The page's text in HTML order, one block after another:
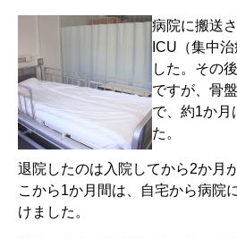
病院に搬送
ICU（集中
した。その
ですが、骨
で、約1か月
た。
退院したのは入院してから2か月
こから1か月間は、自宅から病院
けました。